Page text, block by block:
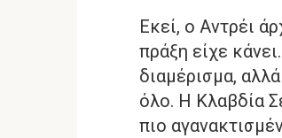
Εκεί, ο Αντρέι
πράξη είχε
διαμέρισμα,
όλο. Η Κλαβδία
πιο